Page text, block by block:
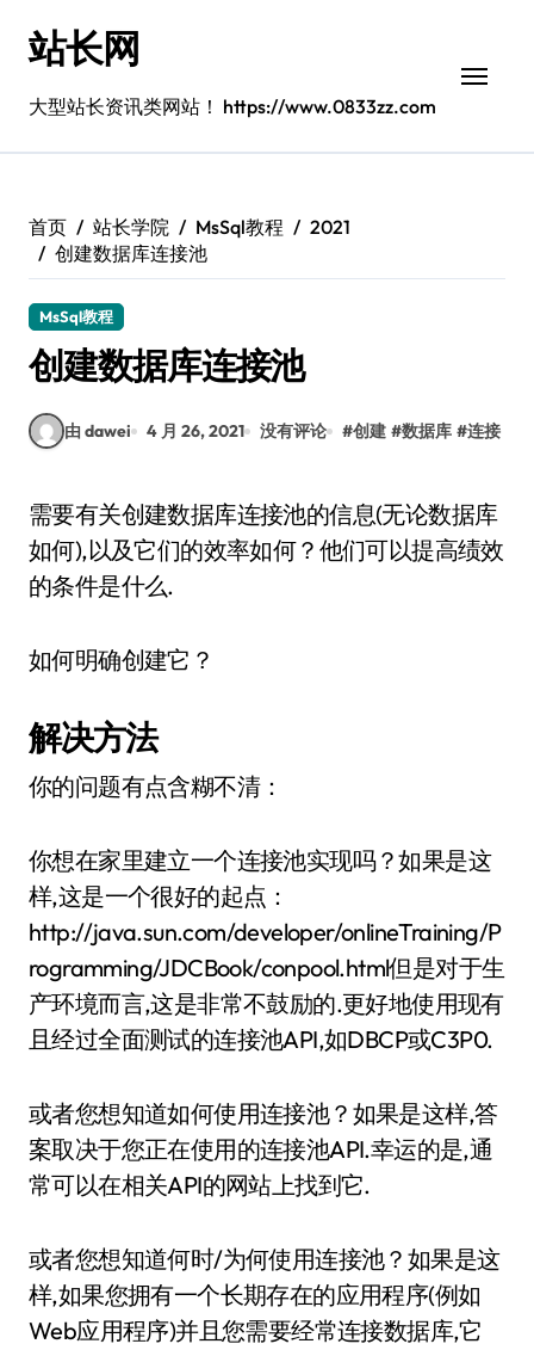
站长网
大型站长资讯类网站！ https://www.0833zz.com
首页 站长学院 MsSql教程
2021
创建数据库连接池
MsSql教程
创建数据库连接池
由 dawei 4 月 26, 2021 没有评论 #创建 #数据库 #连接
需要有关创建数据库连接池的信息(无论数据库
如何),以及它们的效率如何？他们可以提高绩效
的条件是什么.
如何明确创建它？
解决方法
你的问题有点含糊不清：
你想在家里建立一个连接池实现吗？如果是这
样,这是一个很好的起点：
http://java.sun.com/developer/onlineTraining/P
rogramming/JDCBook/conpool.html但是对于生
产环境而言,这是非常不鼓励的.更好地使用现有
且经过全面测试的连接池API,如DBCP或C3P0.
或者您想知道如何使用连接池？如果是这样,答
案取决于您正在使用的连接池API.幸运的是,通
常可以在相关API的网站上找到它.
或者您想知道何时/为何使用连接池？如果是这
样,如果您拥有一个长期存在的应用程序(例如
Web应用程序)并且您需要经常连接数据库,它